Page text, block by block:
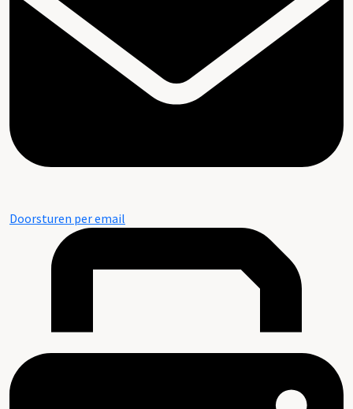
Doorsturen per email